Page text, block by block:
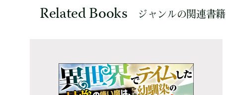
Related Books ジャンルの関連書籍